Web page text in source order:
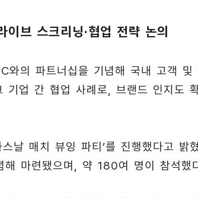
이브 스크리닝·협업 전략 논의
와의 파트너십을 기념해 국내 고객 및
기업 간 협업 사례로, 브랜드 인지도
날 매치 뷰잉 파티’를 진행했다고 밝
마련됐으며, 약 180여 명이 참석했